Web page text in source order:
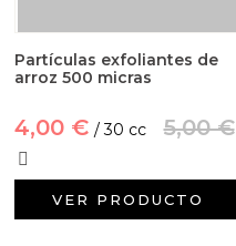
Partículas exfoliantes de
arroz 500 micras
4,00 € / 30 cc 5,00 €
VER PRODUCTO